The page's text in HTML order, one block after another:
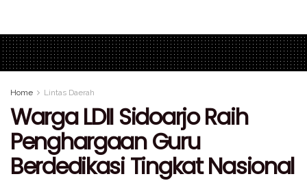
Home Lintas Daerah
Warga LDII Sidoarjo Raih
Penghargaan Guru
Berdedikasi Tingkat Nasional